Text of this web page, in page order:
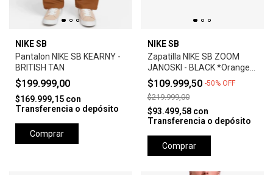
NIKE SB
Pantalon NIKE SB KEARNY -
BRITISH TAN
$199.999,00
$169.999,15 con
Transferencia o depósito
Comprar
NIKE SB
Zapatilla NIKE SB ZOOM
JANOSKI - BLACK *Orange
Label*
$109.999,50 -50% OFF
$219.999,00
$93.499,58 con
Transferencia o depósito
Comprar